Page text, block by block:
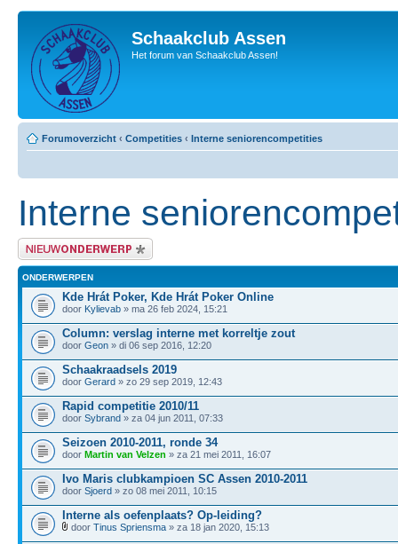
Schaakclub Assen
Het forum van Schaakclub Assen!
Forumoverzicht ‹ Competities ‹ Interne seniorencompetities
Interne
Plaats een nieuw bericht
ONDERWERPEN
Kde Hrát Poker, Kde Hrát Poker Online
door Kylievab » ma 26 feb 2024, 15:21
Column: verslag interne met korreltje zout
door Geon » di 06 sep 2016, 12:20
Schaakraadsels 2019
door Gerard » zo 29 sep 2019, 12:43
Rapid competitie 2010/11
door Sybrand » za 04 jun 2011, 07:33
Seizoen 2010-2011, ronde 34
door Martin van Velzen » za 21 mei 2011, 16:07
Ivo Maris clubkampioen SC Assen 2010-2011
door Sjoerd » zo 08 mei 2011, 10:15
Interne als oefenplaats? Op-leiding?
door Tinus Spriensma » za 18 jan 2020, 15:13